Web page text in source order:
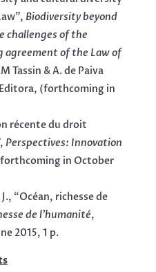
Biodiversity beyond
challenges of the
agreement of the Law of
Tassin & A. de Paiva
(forthcoming in
récente du droit
Perspectives: Innovation
in October
“Océan, richesse de
de l’humanité,
2015, 1 p.